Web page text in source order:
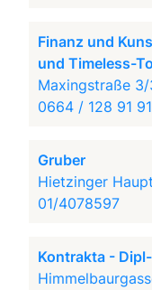
Finanz und
und Timeless-
Maxingstraße
0664 / 128 91 91
Gruber
Hietzinger
01/4078597
Kontrakta -